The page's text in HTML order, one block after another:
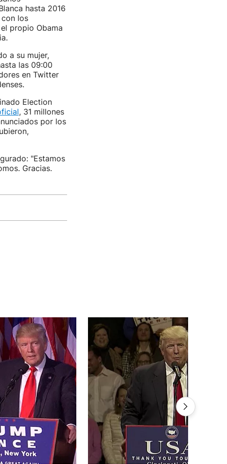
hasta 2016
los
propio Obama
a su mujer,
las 09:00
en Twitter
Election
, 31 millones
por los
"Estamos
Gracias.